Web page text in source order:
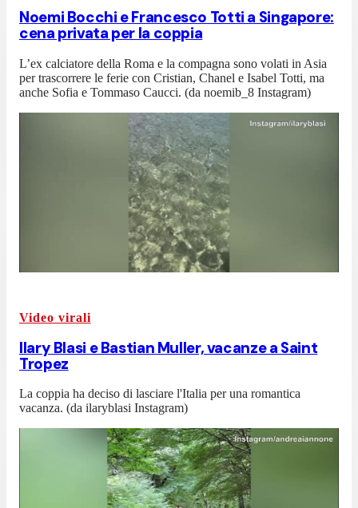
Noemi Bocchi e Francesco Totti a Singapore:
cena privata per la coppia
L’ex calciatore della Roma e la compagna sono volati in Asia
per trascorrere le ferie con Cristian, Chanel e Isabel Totti, ma
anche Sofia e Tommaso Caucci. (da noemib_8 Instagram)
Video virali
Ilary Blasi e Bastian Muller, vacanze a Saint
Tropez
La coppia ha deciso di lasciare l'Italia per una romantica
vacanza. (da ilaryblasi Instagram)